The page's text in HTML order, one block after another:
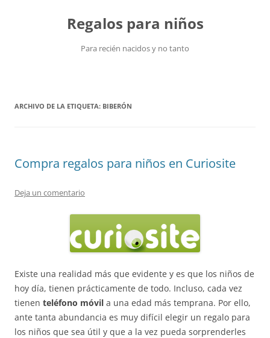
Regalos para niños
Para recién nacidos y no tanto
ARCHIVO DE LA ETIQUETA: BIBERÓN
Compra regalos para niños en Curiosite
Deja un comentario
Existe una realidad más que evidente y es que los niños de
hoy día, tienen prácticamente de todo. Incluso, cada vez
tienen teléfono móvil a una edad más temprana. Por ello,
ante tanta abundancia es muy difícil elegir un regalo para
los niños que sea útil y que a la vez pueda sorprenderles